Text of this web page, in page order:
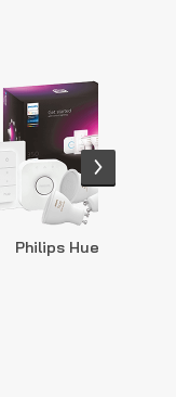
Philips Hue